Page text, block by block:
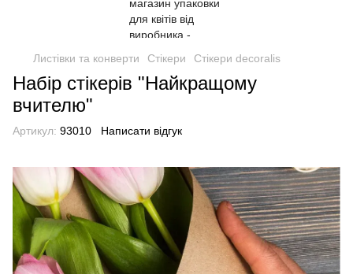
Листівки та конверти Стікери Стікери decoralis
Набір стікерів "Найкращому
вчителю"
Артикул: 93010 Написати відгук